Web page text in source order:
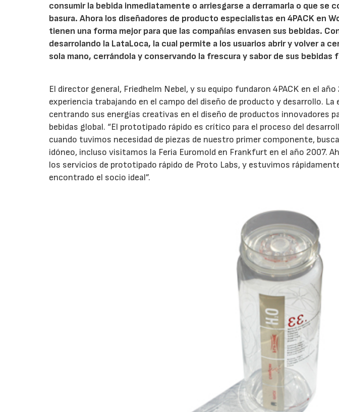
consumir la bebida inmediatamente o arriesgarse a derramarla o que se
basura. Ahora los diseñadores de producto especialistas en 4PACK en
tienen una forma mejor para que las compañías envasen sus bebidas.
desarrolando la LataLoca, la cual permite a los usuarios abrir y volver a
sola mano, cerrándola y conservando la frescura y sabor de sus bebidas
El director general, Friedhelm Nebel, y su equipo fundaron 4PACK en el
experiencia trabajando en el campo del diseño de producto y desarrollo.
centrando sus energías creativas en el diseño de productos innovadores
bebidas global. “El prototipado rápido es crítico para el proceso del
cuando tuvimos necesidad de piezas de nuestro primer componente,
idóneo, incluso visitamos la Feria Euromold en Frankfurt en el año 2007.
los servicios de prototipado rápido de Proto Labs, y estuvimos
encontrado el socio ideal”.